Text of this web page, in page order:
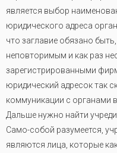
является выбор
юридического адреса
что заглавие обязано
неповторимым и как раз
зарегистрированными
юридический адресок так
коммуникации с органами
Дальше нужно найти
Само-собой разумеется,
являются лица, которые